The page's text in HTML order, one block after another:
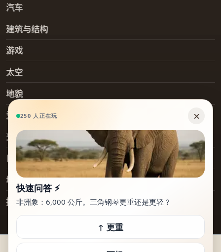
汽车
建筑与结构
游戏
太空
地貌
爱好
交通工具
日常物品
地点
技术